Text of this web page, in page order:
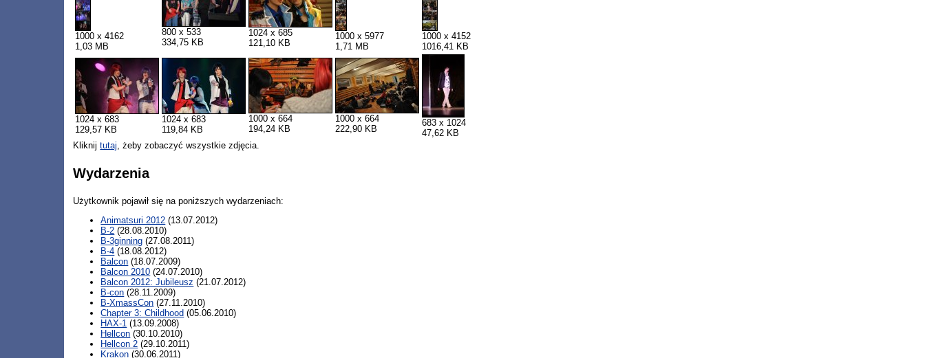
1000 x 4162
1,03 MB
800 x 533
334,75 KB
1024 x 685
121,10 KB
1000 x 5977
1,71 MB
1000 x 4152
1016,41 KB
1024 x 683
129,57 KB
1024 x 683
119,84 KB
1000 x 664
194,24 KB
1000 x 664
222,90 KB
683 x 1024
47,62 KB
Kliknijtutaj, żeby zobaczyć wszystkie zdjęcia.
Wydarzenia
Użytkownik pojawił się na poniższych wydarzeniach:
Animatsuri 2012 (13.07.2012)
B-2 (28.08.2010)
B-3ginning (27.08.2011)
B-4 (18.08.2012)
Balcon (18.07.2009)
Balcon 2010 (24.07.2010)
Balcon 2012: Jubileusz (21.07.2012)
B-con (28.11.2009)
B-XmassCon (27.11.2010)
Chapter 3: Childhood (05.06.2010)
HAX-1 (13.09.2008)
Hellcon (30.10.2010)
Hellcon 2 (29.10.2011)
Krakon (30.06.2011)